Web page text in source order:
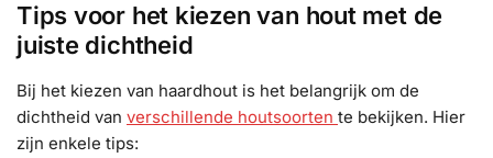
Tips voor het kiezen van hout met de
juiste dichtheid
Bij het kiezen van haardhout is het belangrijk om de
dichtheid van verschillende houtsoorten te bekijken. Hier
zijn enkele tips: